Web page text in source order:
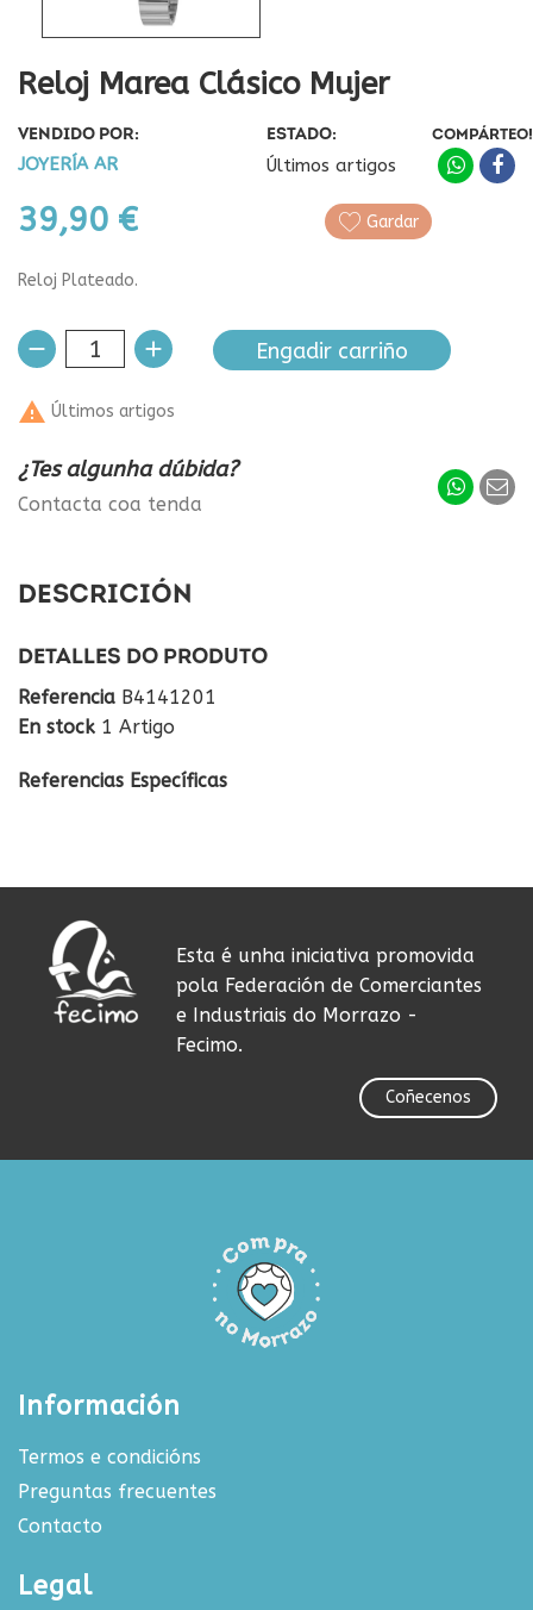
Reloj Marea Clásico Mujer
VENDIDO POR:
JOYERÍA AR
ESTADO:
Últimos artigos
39,90 €
COMPÁRTEO!
Gardar
Reloj Plateado.
Engadir carriño
 Últimos artigos
¿Tes algunha dúbida?
Contacta coa tenda
DESCRICIÓN
DETALLES DO PRODUTO
Referencia B4141201
En stock 1 Artigo
Referencias Específicas
Esta é unha iniciativa promovida
pola Federación de Comerciantes
e Industriais do Morrazo -
Fecimo.
Coñecenos
Información
Termos e condicións
Preguntas frecuentes
Contacto
Legal